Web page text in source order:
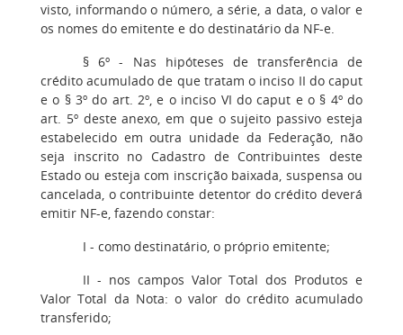
visto, informando o número, a série, a data, o valor e
os nomes do emitente e do destinatário da NF-e.
§ 6º - Nas hipóteses de transferência de
crédito acumulado de que tratam o inciso II do caput
e o § 3º do art. 2º, e o inciso VI do caput e o § 4º do
art. 5º deste anexo, em que o sujeito passivo esteja
estabelecido em outra unidade da Federação, não
seja inscrito no Cadastro de Contribuintes deste
Estado ou esteja com inscrição baixada, suspensa ou
cancelada, o contribuinte detentor do crédito deverá
emitir NF-e, fazendo constar:
I - como destinatário, o próprio emitente;
II - nos campos Valor Total dos Produtos e
Valor Total da Nota: o valor do crédito acumulado
transferido;